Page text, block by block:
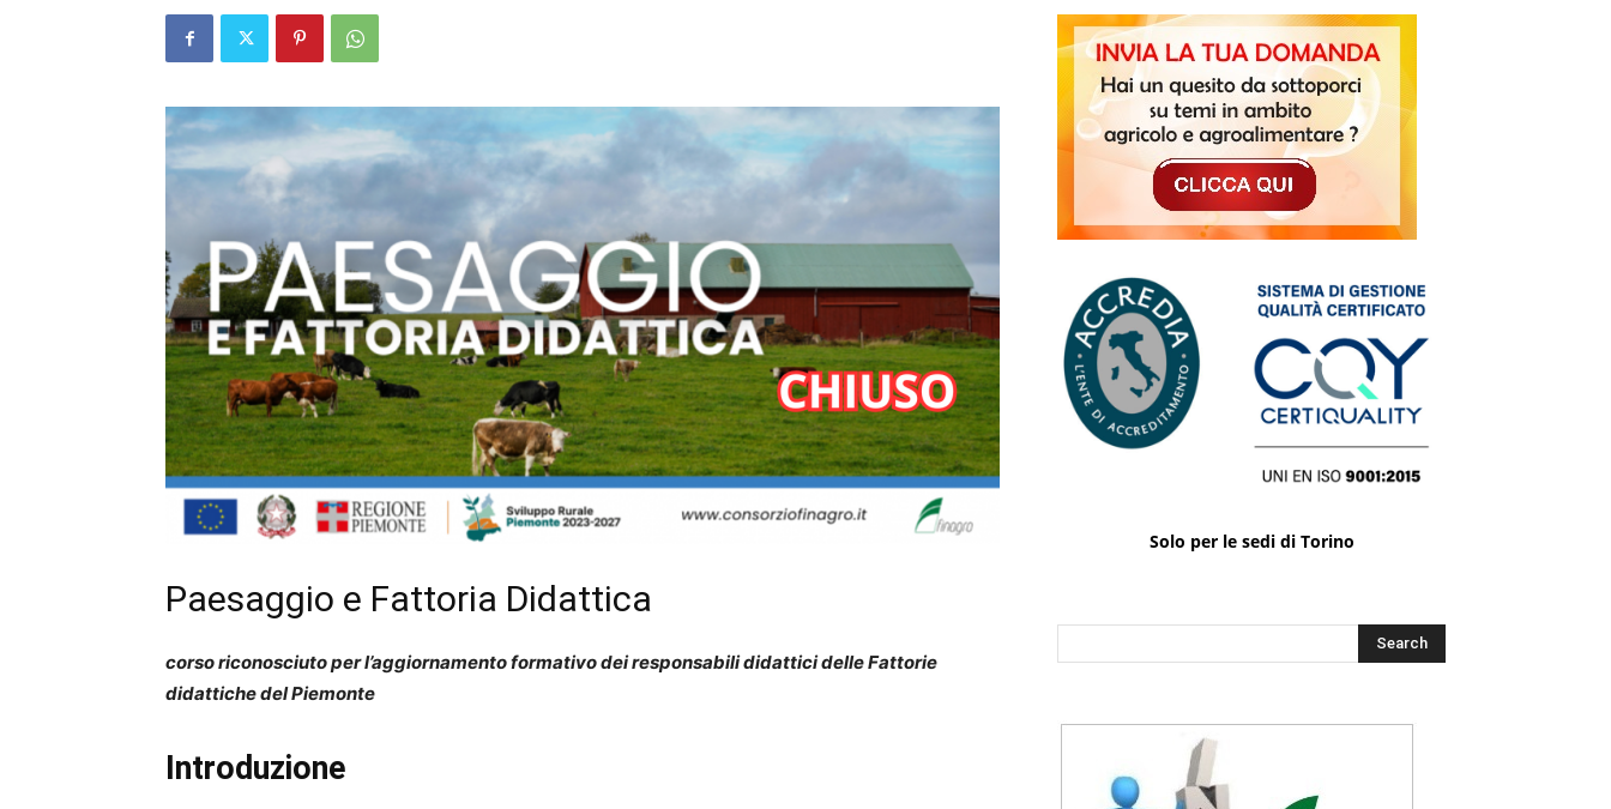
Paesaggio e Fattoria Didattica
corso riconosciuto per l’aggiornamento formativo dei responsabili didattici delle Fattorie
didattiche del Piemonte
Introduzione
Solo per le sedi di Torino